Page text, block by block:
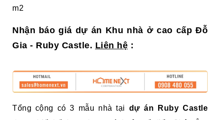
m2
Nhận báo giá dự án Khu nhà ở cao cấp Đỗ
Gia - Ruby Castle. Liên hệ :
Tổng cộng có 3 mẫu nhà tại dự án Ruby Castle